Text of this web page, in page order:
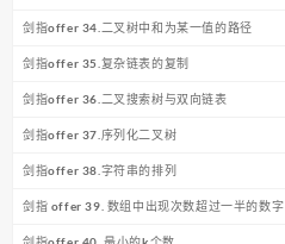
剑指offer 34.二叉树中和为某一值的路径
剑指offer 35.复杂链表的复制
剑指offer 36.二叉搜索树与双向链表
剑指offer 37.序列化二叉树
剑指offer 38.字符串的排列
剑指 offer 39. 数组中出现次数超过一半的数字
剑指offer 40. 最小的k个数